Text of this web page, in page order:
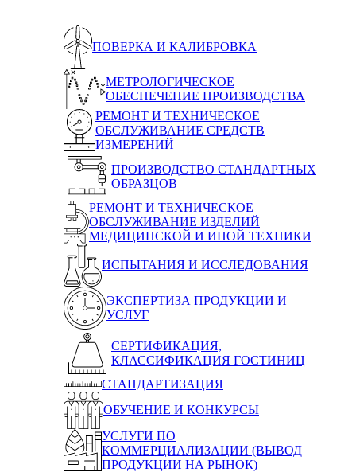
ПОВЕРКА И КАЛИБРОВКА
МЕТРОЛОГИЧЕСКОЕ
ОБЕСПЕЧЕНИЕ ПРОИЗВОДСТВА
РЕМОНТ И ТЕХНИЧЕСКОЕ
ОБСЛУЖИВАНИЕ СРЕДСТВ
ИЗМЕРЕНИЙ
ПРОИЗВОДСТВО СТАНДАРТНЫХ
ОБРАЗЦОВ
РЕМОНТ И ТЕХНИЧЕСКОЕ
ОБСЛУЖИВАНИЕ ИЗДЕЛИЙ
МЕДИЦИНСКОЙ И ИНОЙ ТЕХНИКИ
ИСПЫТАНИЯ И ИССЛЕДОВАНИЯ
ЭКСПЕРТИЗА ПРОДУКЦИИ И
УСЛУГ
СЕРТИФИКАЦИЯ,
КЛАССИФИКАЦИЯ ГОСТИНИЦ
СТАНДАРТИЗАЦИЯ
ОБУЧЕНИЕ И КОНКУРСЫ
УСЛУГИ ПО
КОММЕРЦИАЛИЗАЦИИ (ВЫВОД
ПРОДУКЦИИ НА РЫНОК)